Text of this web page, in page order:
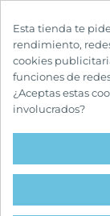
INICIO INFANTIL Y
Esta tienda te
rendimiento,
cookies
funciones de
¿Aceptas estas
involucrados?